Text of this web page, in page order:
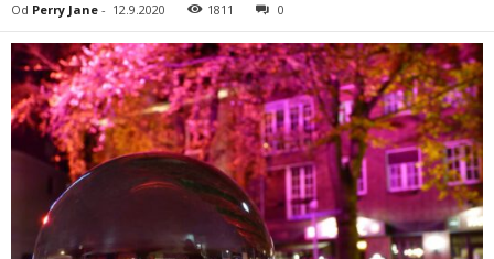
Od Perry Jane - 12.9.2020 1811 0